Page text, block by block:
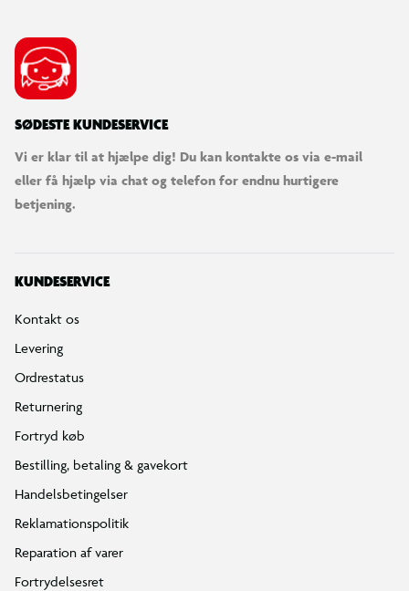
SØDESTE KUNDESERVICE
Vi er klar til at hjælpe dig! Du kan kontakte os via e-mail
eller få hjælp via chat og telefon for endnu hurtigere
betjening.
KUNDESERVICE
Kontakt os
Levering
Ordrestatus
Returnering
Fortryd køb
Bestilling, betaling & gavekort
Handelsbetingelser
Reklamationspolitik
Reparation af varer
Fortrydelsesret